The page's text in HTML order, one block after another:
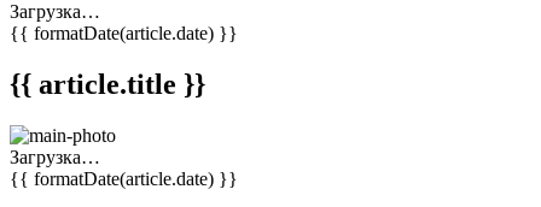
Загрузка…
{{ formatDate(article.date) }}
{{ article.title }}
Загрузка…
{{ formatDate(article.date) }}